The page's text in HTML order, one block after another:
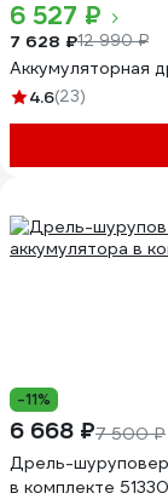
6 527 ₽
7 628 ₽12 990 ₽
Аккумуляторная
4.6(23)
-11%
6 668 ₽7 500 ₽
Дрель-
в комплекте